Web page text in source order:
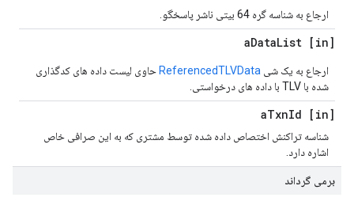
ارجاع به شناسه گره 64 بیتی ناشر پاسخگو.
[in] a
DataList
ارجاع به یک شی ReferencedTLVData حاوی لیست داده های کدگذاری
شده با TLV با داده های درخواستی.
[in] a
TxnId
شناسه تراکنش اختصاص داده شده توسط مشتری که به این صرافی خاص
اشاره دارد.
برمی گرداند